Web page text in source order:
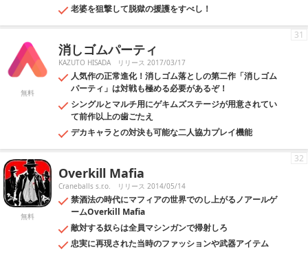
老婆を狙撃して脱獄の援護をすべし！
無料
消しゴムパーティ
KAZUTO HISADA リリース 2017/03/17
人気作の正常進化！消しゴム落としの第二作「消しゴム
パーティ」は対戦も極める必要があるぞ！
シングルとマルチ用にゲキムズステージが用意されてい
て前作以上の歯ごたえ
デカキャラとの対決も可能な二人協力プレイ機能
31
無料
Overkill Mafia
Craneballs s.r.o. リリース 2014/05/14
禁酒法の時代にマフィアの世界でのし上がるノアールゲ
ームOverkill Mafia
敵対する奴らは全員マシンガンで掃射しろ
忠実に再現された当時のファッションや武器アイテム
32